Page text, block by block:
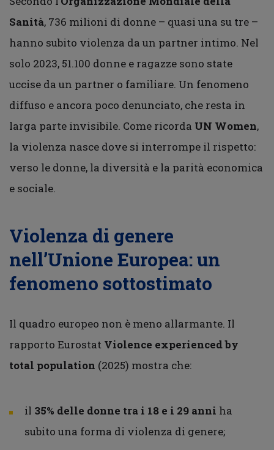
Sanità, 736 milioni di donne – quasi una su tre –
hanno subito violenza da un partner intimo. Nel
solo 2023, 51.100 donne e ragazze sono state
uccise da un partner o familiare. Un fenomeno
diffuso e ancora poco denunciato, che resta in
larga parte invisibile. Come ricorda UN Women,
la violenza nasce dove si interrompe il rispetto:
verso le donne, la diversità e la parità economica
e sociale.
Violenza di genere
nell’Unione Europea: un
fenomeno sottostimato
Il quadro europeo non è meno allarmante. Il
rapporto Eurostat Violence experienced by
total population (2025) mostra che:
il 35% delle donne tra i 18 e i 29 anni ha
subito una forma di violenza di genere;